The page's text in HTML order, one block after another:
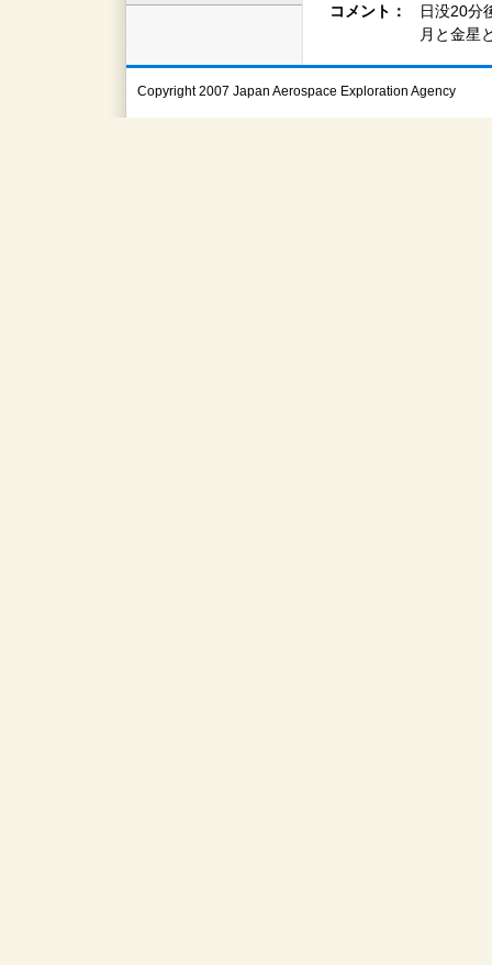
コメント：
日没20分
月と金星
Copyright 2007 Japan Aerospace Exploration Agency